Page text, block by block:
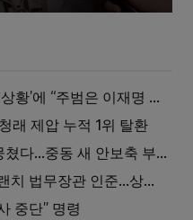
국힘, 추미애 ‘경기 재정비상 상황’에 “주범은 이재명 전 지사”
래 제압 누적 1위 탈환
사우디·튀르키예·파키스탄 뭉쳤다…중동 새 안보축 부상하나
‘트럼프 개인변호사 출신’ 블랜치 법무장관 인준…상원 50대49 가결
중단” 명령